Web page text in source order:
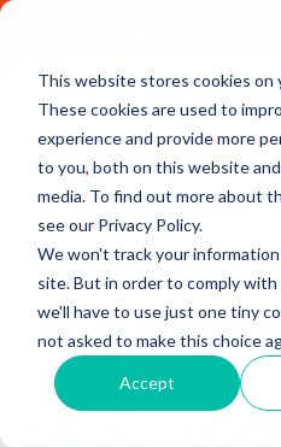
This website stores cookies on
These cookies are used to
experience and provide more
to you, both on this website
media. To find out more about
see our Privacy Policy.
We won't track your
site. But in order to comply
we'll have to use just one tiny
not asked to make this choice
Accept